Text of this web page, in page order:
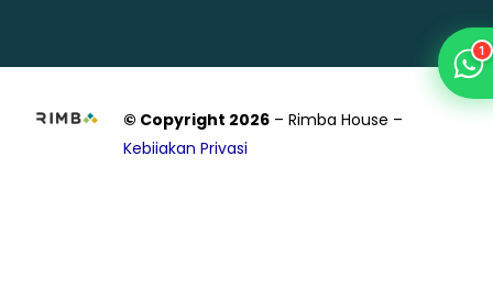
© Copyright 2026– Rimba House –
Kebijakan Privasi
1